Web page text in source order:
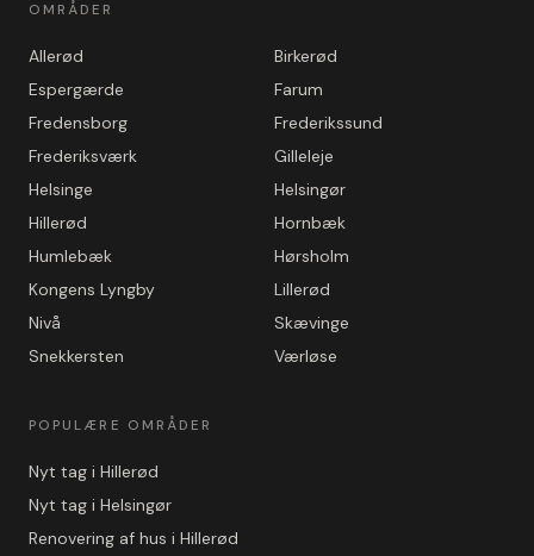
OMRÅDER
Allerød
Birkerød
Espergærde
Farum
Fredensborg
Frederikssund
Frederiksværk
Gilleleje
Helsinge
Helsingør
Hillerød
Hornbæk
Humlebæk
Hørsholm
Kongens Lyngby
Lillerød
Nivå
Skævinge
Snekkersten
Værløse
POPULÆRE OMRÅDER
Nyt tag i Hillerød
Nyt tag i Helsingør
Renovering af hus i Hillerød